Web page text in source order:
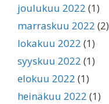
joulukuu 2022 (1)
marraskuu 2022 (2)
lokakuu 2022 (1)
syyskuu 2022 (1)
elokuu 2022 (1)
heinäkuu 2022 (1)